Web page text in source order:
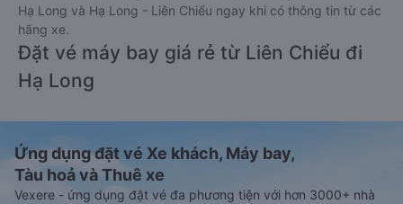
Hạ Long và Hạ Long - Liên Chiểu ngay khi có thông tin từ các
hãng xe.
Đặt vé máy bay giá rẻ từ Liên Chiểu đi
Hạ Long
Ứng dụng đặt vé Xe khách, Máy bay,
Tàu hoả và Thuê xe
Vexere - ứng dụng đặt vé đa phương tiện với hơn 3000+ nhà